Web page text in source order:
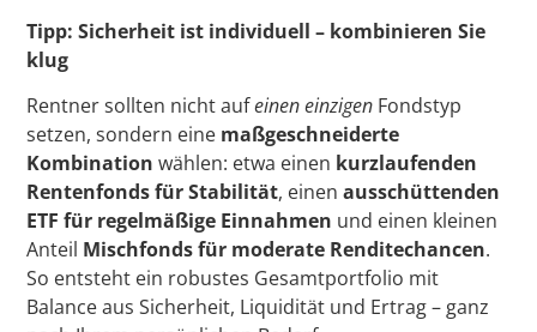
Tipp: Sicherheit ist individuell – kombinieren Sie
klug
Rentner sollten nicht aufeinen einzigen Fondstyp
setzen, sondern eine maßgeschneiderte
Kombination wählen: etwa einen kurzlaufenden
Rentenfonds für Stabilität, einenausschüttenden
ETF für regelmäßige Einnahmen und einen kleinen
Anteil Mischfonds für moderate Renditechancen.
So entsteht ein robustes Gesamtportfolio mit
Balance aus Sicherheit, Liquidität und Ertrag – ganz